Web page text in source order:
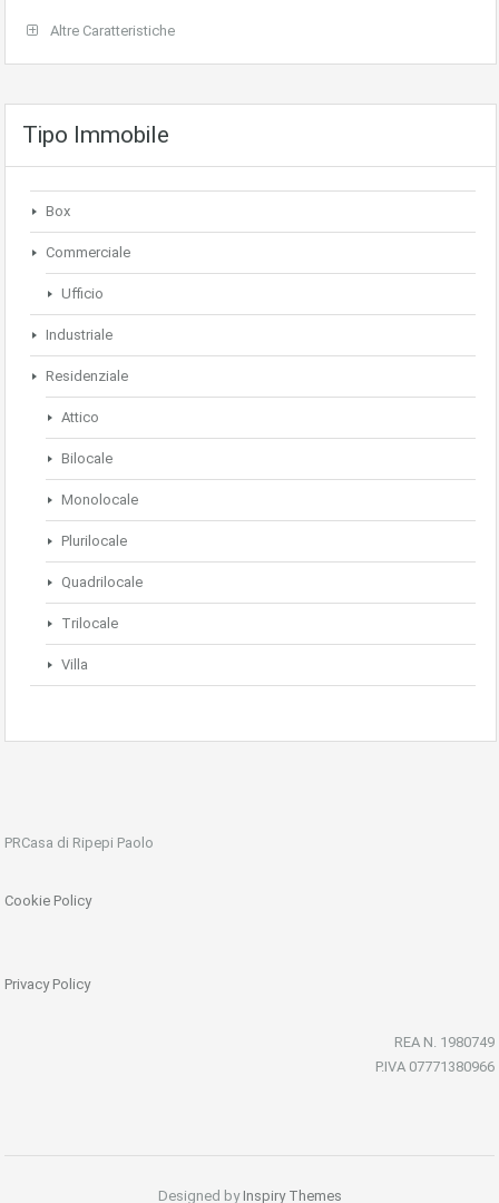
Altre Caratteristiche
Tipo Immobile
Box
Commerciale
Ufficio
Industriale
Residenziale
Attico
Bilocale
Monolocale
Plurilocale
Quadrilocale
Trilocale
Villa
PRCasa di Ripepi Paolo
Cookie Policy
Privacy Policy
REA N. 1980749
P.IVA 07771380966
Designed by Inspiry Themes